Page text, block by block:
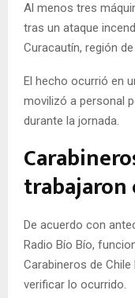
N
U
Al menos tres
tras un ataque
Curacautín, región
El hecho ocurrió en
movilizó a personal
durante la jornada.
trabajaron
De acuerdo con
Radio Bío Bío,
Carabineros de
verificar lo ocurrido.